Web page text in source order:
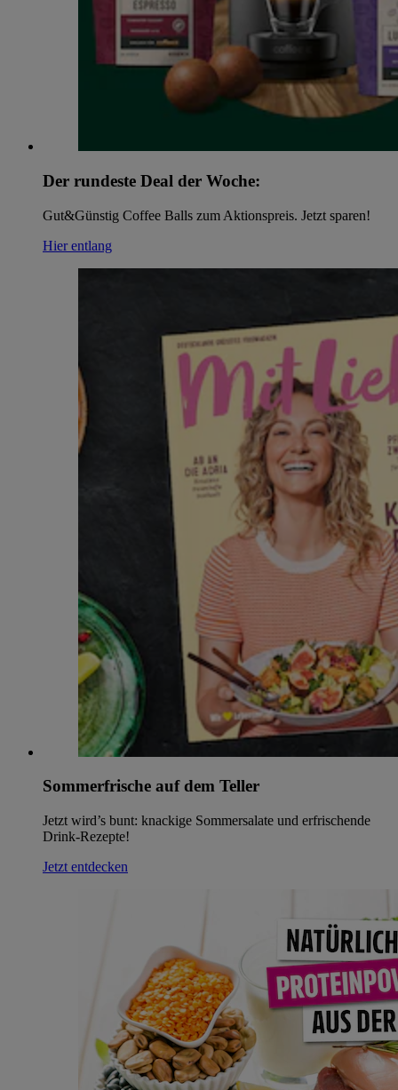
Der rundeste Deal der Woche:
Gut&Günstig Coffee Balls zum Aktionspreis. Jetzt sparen!
Hier entlang
Sommerfrische auf dem Teller
Jetzt wird’s bunt: knackige Sommersalate und erfrischende
Drink-Rezepte!
Jetzt entdecken